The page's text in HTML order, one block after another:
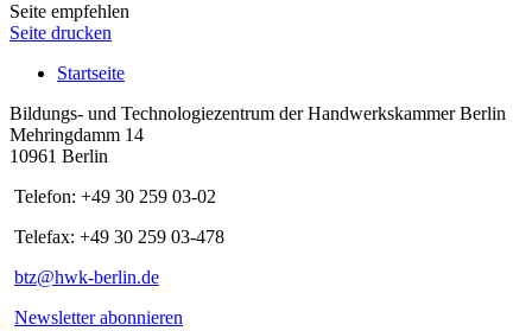
Seite empfehlen
Seite drucken
Startseite
Bildungs- und Technologiezentrum der Handwerkskammer Berlin
Mehringdamm 14
10961 Berlin
Telefon: +49 30 259 03-02
Telefax: +49 30 259 03-478
btz@hwk-berlin.de
Newsletter abonnieren